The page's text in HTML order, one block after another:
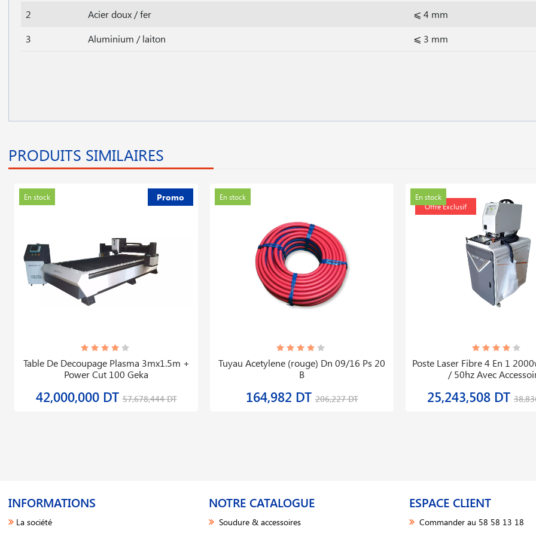
2
Acier doux / fer
⩽ 4 mm
3
Aluminium / laiton ⩽ 3 mm
PRODUITS SIMILAIRES
Promo
En stock
Table De Decoupage Plasma 3mx1.5m +
Power Cut 100 Geka
42,000,000 DT57,678,444 DT
En stock
Tuyau Acetylene (rouge) Dn 09/16 Ps 20
B
164,982 DT206,227 DT
En stock
Offre Exclusif
Poste Laser Fibre 4 En 1
/ 50hz Avec
25,243,508 DT
INFORMATIONS
La société
NOTRE CATALOGUE
Soudure & accessoires
ESPACE CLIENT
Commander au 58 58 13 18